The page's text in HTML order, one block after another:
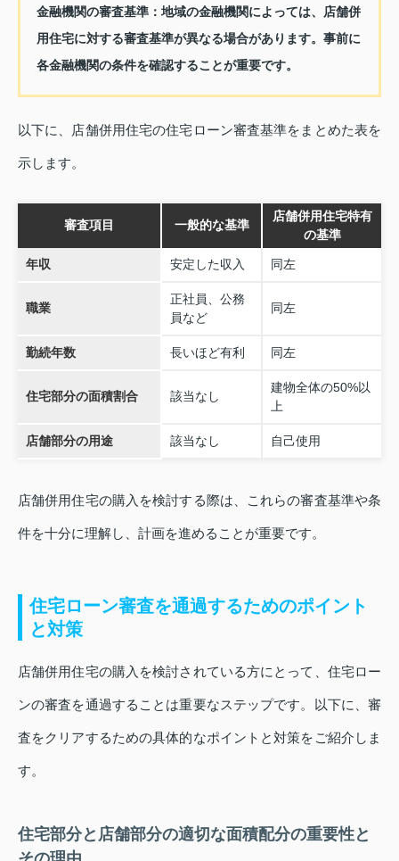
金融機関の審査基準：地域の金融機関によっては、店舗併
用住宅に対する審査基準が異なる場合があります。事前に
各金融機関の条件を確認することが重要です。
以下に、店舗併用住宅の住宅ローン審査基準をまとめた表を
示します。
審査項目 一般的な基準
店舗併用住宅特有
の基準
年収 安定した収入 同左
職業
正社員、公務
員など
同左
勤続年数 長いほど有利 同左
住宅部分の面積割合 該当なし
建物全体の50%以
上
店舗部分の用途 該当なし 自己使用
店舗併用住宅の購入を検討する際は、これらの審査基準や条
件を十分に理解し、計画を進めることが重要です。
住宅ローン審査を通過するためのポイント
と対策
店舗併用住宅の購入を検討されている方にとって、住宅ロー
ンの審査を通過することは重要なステップです。以下に、審
査をクリアするための具体的なポイントと対策をご紹介しま
す。
住宅部分と店舗部分の適切な面積配分の重要性と